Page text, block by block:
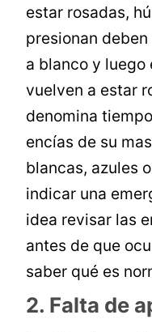
estar rosadas,
presionan
a blanco y luego
vuelven a estar
denomina
encías de su
blancas, azules
indicar una
idea revisar las
antes de que
saber qué es
2. Falta de